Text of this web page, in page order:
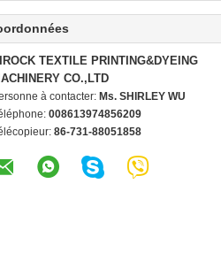
TEXTILE PRINTING&DYEING
CO.,LTD
à contacter: Ms. SHIRLEY WU
008613974856209
86-731-88051858